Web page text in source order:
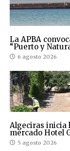
La APBA
“Puerto y
6 agosto 2026
Algeciras inicia
mercado Hotel
5 agosto 2026